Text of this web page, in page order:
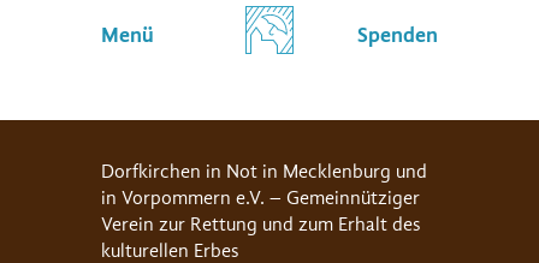
Menü Spenden
Dorfkirchen in Not in Mecklenburg und
in Vorpommern e.V. – Gemeinnütziger
Verein zur Rettung und zum Erhalt des
kulturellen Erbes